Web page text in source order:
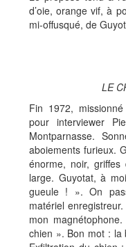
d’oie, orange vif, à
mi-offusqué, de
LE
Fin 1972,
pour interviewer
Montparnasse.
aboiements furieux.
énorme, noir, griffes
large. Guyotat, à
gueule ! ». On
matériel
mon
chien ». Bon mot : la